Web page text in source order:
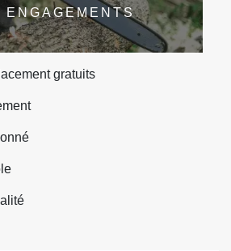
ENGAGEMENTS
gratuits